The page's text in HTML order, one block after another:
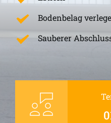
Bodenbelag
Sauberer